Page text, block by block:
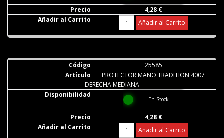
4,28 €
Añadir al Carrito
25585
PROTECTOR MANO TRADITION 4007
DERECHA MEDIANA
En Stock
4,28 €
Añadir al Carrito